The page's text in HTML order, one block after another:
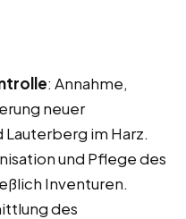
: Annahme,
neuer
im Harz.
und Pflege des
Inventuren.
des